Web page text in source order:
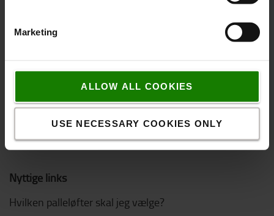
Marketing
ALLOW ALL COOKIES
USE NECESSARY COOKIES ONLY
Fragt & Levering
Leverings- og betalingsbetingelser
Reklamationsret og returpolitik
FAQs
Nyttige links
Hvilken palleløfter skal jeg vælge?